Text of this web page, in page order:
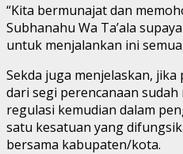
“Kita bermunajat dan
Subhanahu Wa Ta’ala
untuk menjalankan ini
Sekda juga menjelaskan,
dari segi perencanaan
regulasi kemudian dalam
satu kesatuan yang
bersama kabupaten/kota.